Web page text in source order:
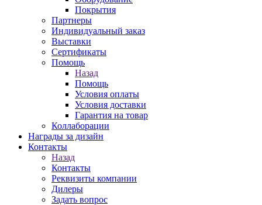
Покрытия
Партнеры
Индивидуальный заказ
Выставки
Сертификаты
Помощь
Назад
Помощь
Условия оплаты
Условия доставки
Гарантия на товар
Коллаборации
Награды за дизайн
Контакты
Назад
Контакты
Реквизиты компании
Дилеры
Задать вопрос